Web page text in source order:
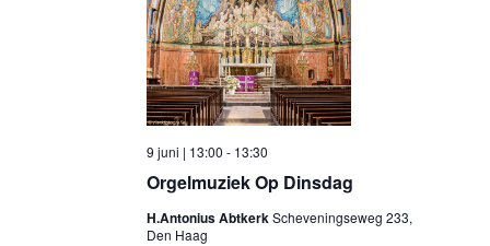
Orgelmuziek Op Dinsdag
9 juni | 13:00 - 13:30
H.Antonius AbtkerkScheveningseweg 233,
Den Haag